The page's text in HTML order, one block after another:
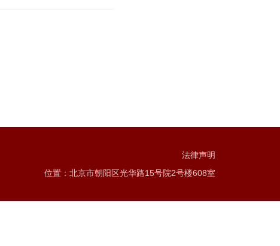
法律声明
位置：北京市朝阳区光华路15号院2号楼608室